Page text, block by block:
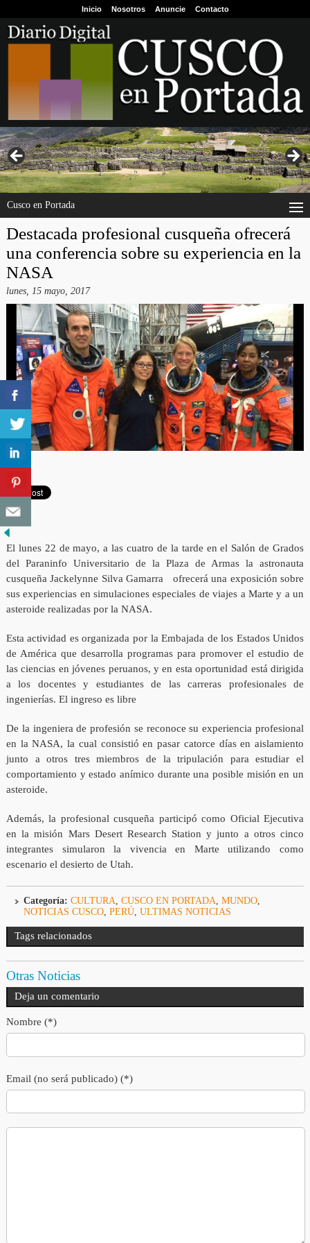
Inicio Nosotros Anuncie Contacto
Cusco en Portada
Destacada profesional cusqueña ofrecerá
una conferencia sobre su experiencia en la
NASA
lunes, 15 mayo, 2017
El lunes 22 de mayo, a las cuatro de la tarde en el Salón de Grados
del Paraninfo Universitario de la Plaza de Armas la astronauta
cusqueña Jackelynne Silva Gamarra ofrecerá una exposición sobre
sus experiencias en simulaciones especiales de viajes a Marte y a un
asteroide realizadas por la NASA.
Esta actividad es organizada por la Embajada de los Estados Unidos
de América que desarrolla programas para promover el estudio de
las ciencias en jóvenes peruanos, y en esta oportunidad está dirigida
a los docentes y estudiantes de las carreras profesionales de
ingenierías. El ingreso es libre
De la ingeniera de profesión se reconoce su experiencia profesional
en la NASA, la cual consistió en pasar catorce días en aislamiento
junto a otros tres miembros de la tripulación para estudiar el
comportamiento y estado anímico durante una posible misión en un
asteroide.
Además, la profesional cusqueña participó como Oficial Ejecutiva
en la misión Mars Desert Research Station y junto a otros cinco
integrantes simularon la vivencia en Marte utilizando como
escenario el desierto de Utah.
Categoría: CULTURA, CUSCO EN PORTADA, MUNDO,
NOTICIAS CUSCO, PERÚ, ULTIMAS NOTICIAS
Tags relacionados
Otras Noticias
Deja un comentario
Nombre (*)
Email (no será publicado) (*)